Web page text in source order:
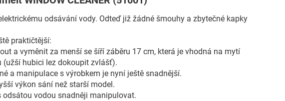
odsávání vody. Odteď již žádné šmouhy a zbytečné kapky
praktičtější:
a vyměnit za menší se šíří záběru 17 cm, která je vhodná na mytí
(užší hubici lez dokoupit zvlášť).
a manipulace s výrobkem je nyní ještě snadnější.
výkon sání než starší model.
odsátou vodou snadněji manipulovat.